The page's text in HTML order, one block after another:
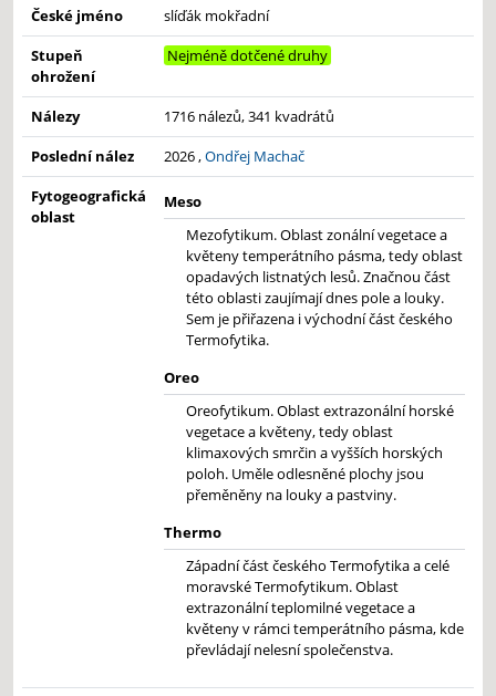
České jméno
slíďák mokřadní
Stupeň
ohrožení
Nejméně dotčené druhy
Nálezy
1716 nálezů, 341 kvadrátů
Poslední nález
2026 ,Ondřej Machač
Fytogeografická
oblast
Meso
Mezofytikum. Oblast zonální vegetace a
květeny temperátního pásma, tedy oblast
opadavých listnatých lesů. Značnou část
této oblasti zaujímají dnes pole a louky.
Sem je přiřazena i východní část českého
Termofytika.
Oreo
Oreofytikum. Oblast extrazonální horské
vegetace a květeny, tedy oblast
klimaxových smrčin a vyšších horských
poloh. Uměle odlesněné plochy jsou
přeměněny na louky a pastviny.
Thermo
Západní část českého Termofytika a celé
moravské Termofytikum. Oblast
extrazonální teplomilné vegetace a
květeny v rámci temperátního pásma, kde
převládají nelesní společenstva.